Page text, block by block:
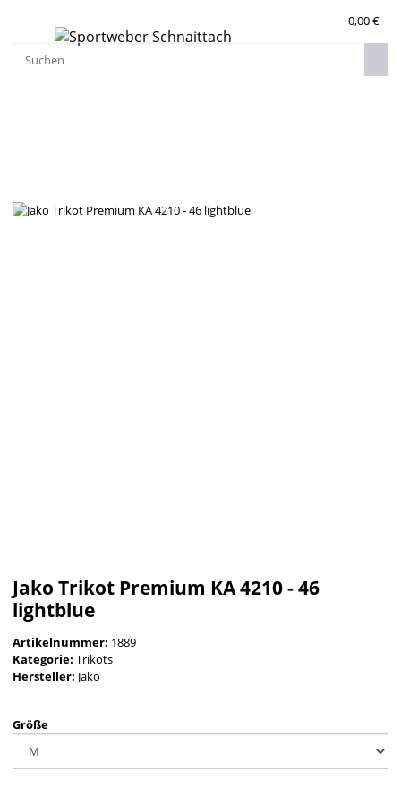
0,00 €
Jako Trikot Premium KA 4210 - 46
lightblue
Artikelnummer: 1889
Kategorie: Trikots
Hersteller: Jako
Größe